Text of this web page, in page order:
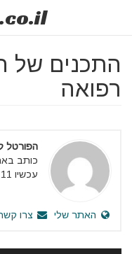
התכנים של
רפואה
הפורטל
עכשיו 11 תכנים.
האתר שלי צרו